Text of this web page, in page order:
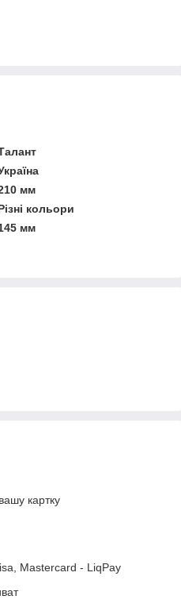
мм
кольори
мм
картку
Mastercard - LiqPay